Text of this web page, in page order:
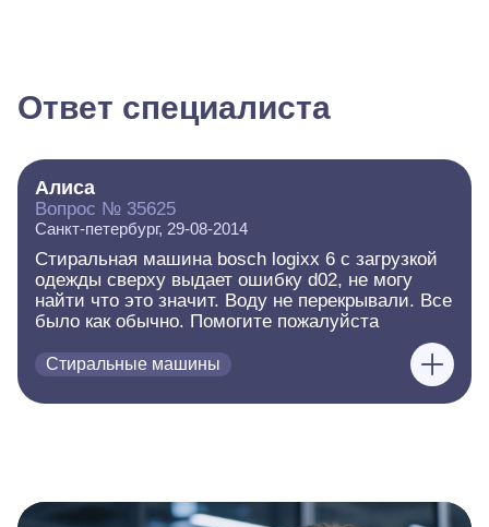
Ответ специалиста
Алиса
Вопрос № 35625
Санкт-петербург, 29-08-2014
Стиральная машина bosch logixx 6 с загрузкой
одежды сверху выдает ошибку d02, не могу
найти что это значит. Воду не перекрывали. Все
было как обычно. Помогите пожалуйста
Стиральные машины